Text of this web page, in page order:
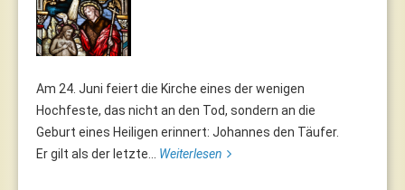
Am 24. Juni feiert die Kirche eines der wenigen
Hochfeste, das nicht an den Tod, sondern an die
Geburt eines Heiligen erinnert: Johannes den Täufer.
Er gilt als der letzte... Weiterlesen